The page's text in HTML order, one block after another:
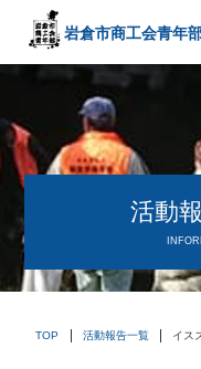
岩倉市商工会青年
〒482－0042
愛知県岩倉市中本町
TEL:0587-66-3400
FAX:0587-66-3417
頑張る中小企業を応援します
活動
TOP 活動報告一覧 イス